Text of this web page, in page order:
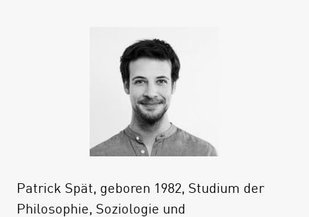
den Regenwald)? Patrick Spät knöpft sich
die Lügen des Kapitalismus vor und
entzaubert sie eine nach der anderen. Seine
Utopie: Der Kapitalismus ist von Menschen
gemacht, und deshalb kann er auch von
Menschen überwunden werden. Doch
um ihren Fehler zu beheben – oder eine
bessere zu entwerfen. Dieses Büchlein
Patrick Spät, geboren 1982, Studium der
Philosophie, Soziologie und